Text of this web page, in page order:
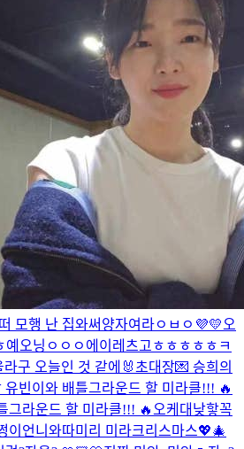
모행 난 집와써 양자여라ㅇㅂㅇ 💜💛 오
예오닝 ㅇㅇㅇ 에이 레츠고 ㅎㅎㅎㅎㅎ ㅋ
라구 오늘인 것 같에🐰 초대장💌 승희의
유빈이와 배틀그라운드 할 미라클!!! 🔥
그라운드 할 미라클!!! 🔥 오케 대낮핳꼭
이언니와따미리 미라크리스마스💖🎄